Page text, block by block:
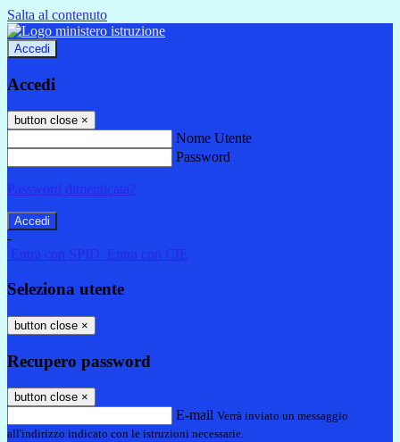
Salta al contenuto
Accedi
Accedi
button close ×
Nome Utente
Password
Password dimenticata?
-
Entra con SPID
Entra con CIE
Seleziona utente
button close ×
Recupero password
button close ×
E-mail Verrà inviato un messaggio
all'indirizzo indicato con le istruzioni necessarie.